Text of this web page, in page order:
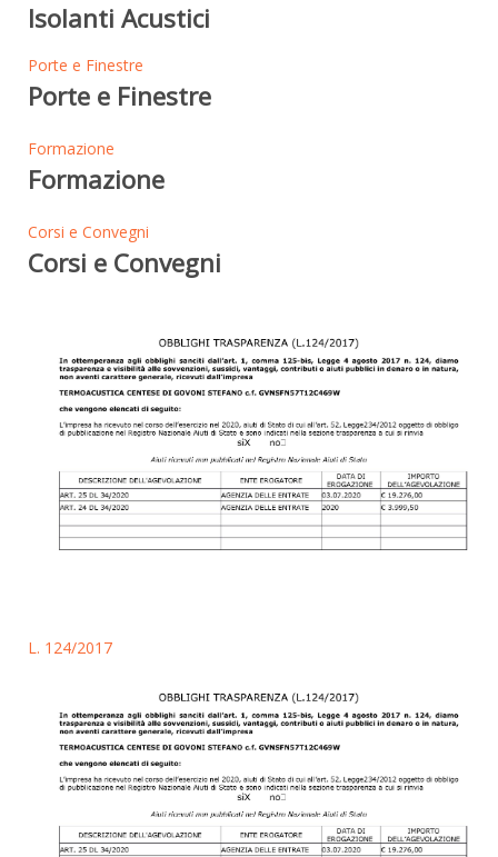
Isolanti Acustici
Porte e Finestre
Porte e Finestre
Formazione
Formazione
Corsi e Convegni
Corsi e Convegni
L. 124/2017